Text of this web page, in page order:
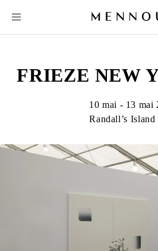
FRIEZE NEW
10 mai - 13 mai
Randall’s Island